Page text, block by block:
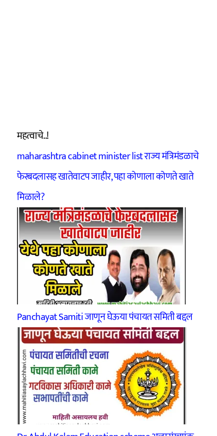
महत्वाचे..!
maharashtra cabinet minister list राज्य मंत्रिमंडळाचे
फेरबदलासह खातेवाटप जाहीर, पहा कोणाला कोणते खाते
मिळाले?
Panchayat Samiti जाणून घेऊया पंचायत समिती बद्दल